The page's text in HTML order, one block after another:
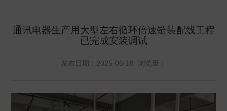
通讯电器生产用大型左右循环倍速链装配线工程
已完成安装调试
发布日期：2025-06-18 浏览量：